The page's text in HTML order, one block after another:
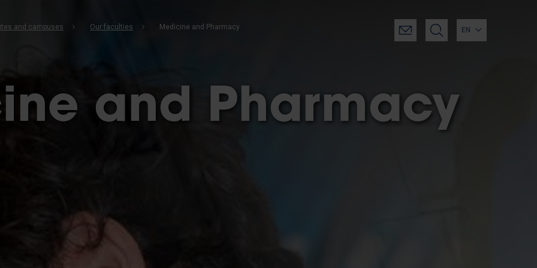
and campuses Our faculties Medicine and Pharmacy EN
and Pharmacy